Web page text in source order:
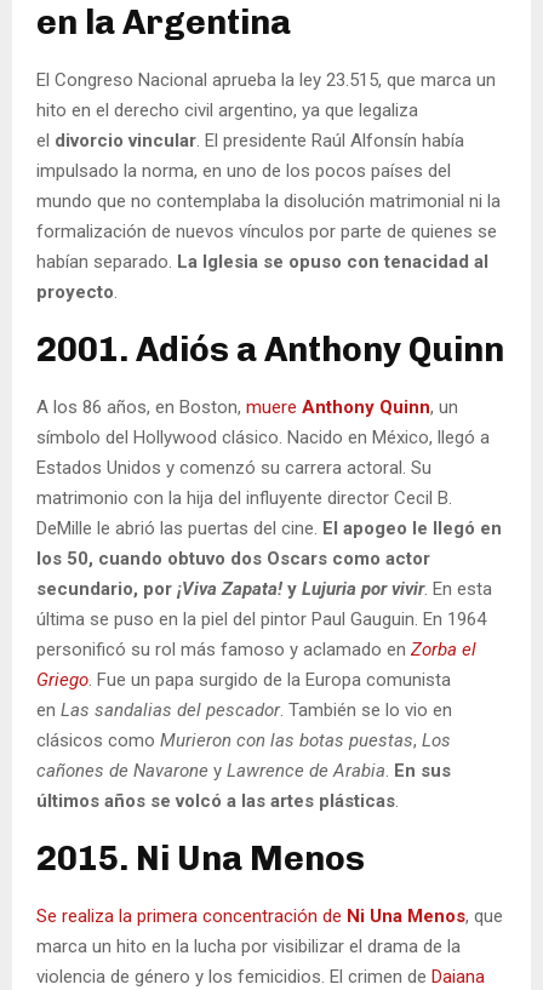
en la Argentina
El Congreso Nacional aprueba la ley 23.515, que marca un
hito en el derecho civil argentino, ya que legaliza
el divorcio vincular. El presidente Raúl Alfonsín había
impulsado la norma, en uno de los pocos países del
mundo que no contemplaba la disolución matrimonial ni la
formalización de nuevos vínculos por parte de quienes se
habían separado. La Iglesia se opuso con tenacidad al
proyecto.
2001. Adiós a Anthony Quinn
A los 86 años, en Boston, muere Anthony Quinn, un
símbolo del Hollywood clásico. Nacido en México, llegó a
Estados Unidos y comenzó su carrera actoral. Su
matrimonio con la hija del influyente director Cecil B.
DeMille le abrió las puertas del cine. El apogeo le llegó en
los 50, cuando obtuvo dos Oscars como actor
secundario, por ¡Viva Zapata! y Lujuria por vivir. En esta
última se puso en la piel del pintor Paul Gauguin. En 1964
personificó su rol más famoso y aclamado en Zorba el
Griego. Fue un papa surgido de la Europa comunista
en Las sandalias del pescador. También se lo vio en
clásicos como Murieron con las botas puestas, Los
cañones de Navarone y Lawrence de Arabia. En sus
últimos años se volcó a las artes plásticas.
2015. Ni Una Menos
Se realiza la primera concentración de Ni Una Menos, que
marca un hito en la lucha por visibilizar el drama de la
violencia de género y los femicidios. El crimen de Daiana